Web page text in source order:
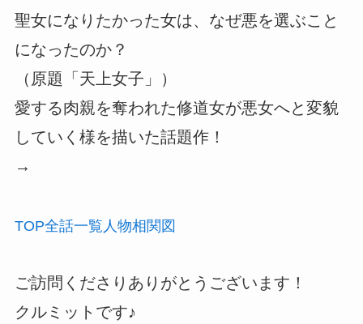
聖女になりたかった女は、なぜ悪を選ぶこと
になったのか？
（原題「天上女子」）
愛する肉親を奪われた修道女が悪女へと変貌
していく様を描いた話題作！
→
TOP全話一覧 人物相関図
ご訪問くださりありがとうございます！
クルミットです♪